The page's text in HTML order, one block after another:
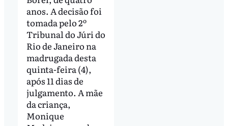
anos. A decisão foi
tomada pelo 2º
Tribunal do Júri do
Rio de Janeiro na
madrugada desta
quinta-feira (4),
após 11 dias de
julgamento. A mãe
da criança,
Monique